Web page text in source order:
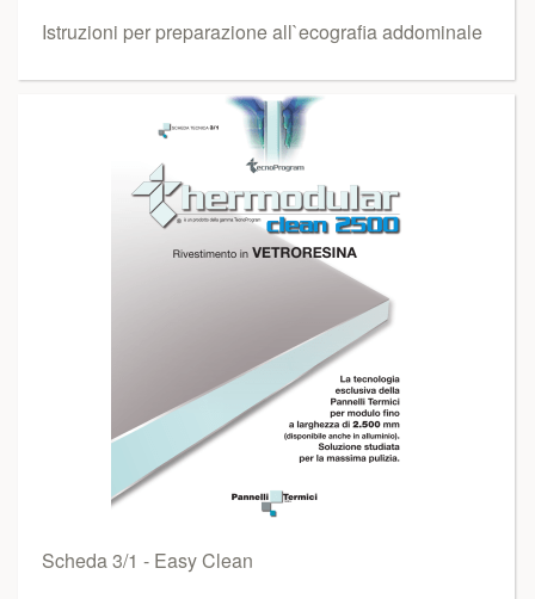
Istruzioni per preparazione all`ecografia addominale
Scheda 3/1 - Easy Clean